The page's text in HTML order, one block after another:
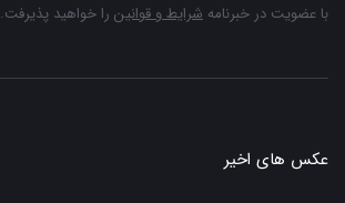
با عضویت در خبرنامه شرایط و قوانین را خواهید پذیرفت.
عکس های اخیر